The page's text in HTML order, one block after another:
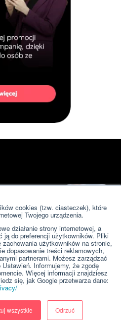
cookies (tzw. ciasteczek), które
Twojego urządzenia.
działanie strony internetowej, a
ją do preferencji użytkowników. Pliki
użytkowników na stronie,
dopasowanie treści reklamowych,
partnerami. Możesz zarządzać
Informujemy, że zgodę
Więcej informacji znajdziesz
się, jak Google przetwarza dane:
wszystkie Odrzuć
– dlaczego
–
małych i
a w małej